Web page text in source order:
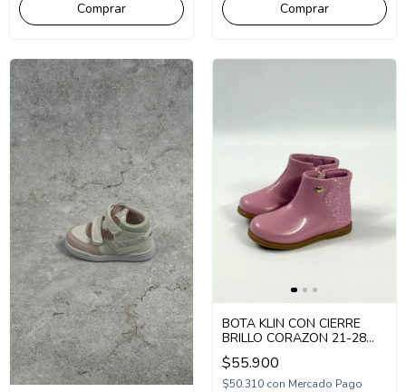
Comprar Comprar
BOTA KLIN CON CIERRE
BRILLO CORAZON 21-28
(KL168062)
$55.900
$50.310 con Mercado Pago